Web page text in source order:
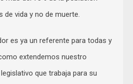
vida y no de muerte.
es ya un referente para todas y
extendemos nuestro
que trabaja para su